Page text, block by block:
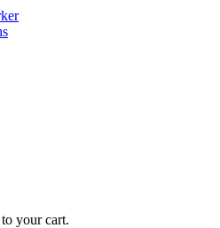
your cart.